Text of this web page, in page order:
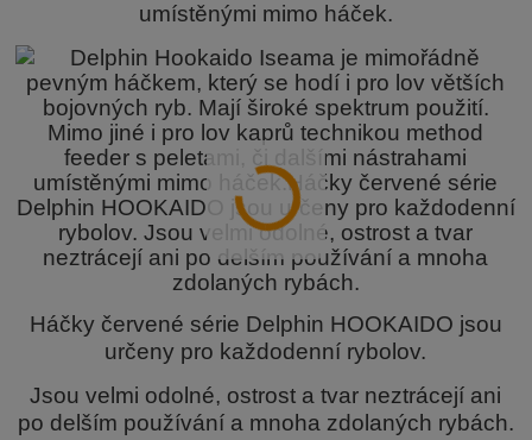
umístěnými mimo háček.
Háčky červené série Delphin HOOKAIDO jsou
určeny pro každodenní rybolov.
Jsou velmi odolné, ostrost a tvar neztrácejí ani
po delším používání a mnoha zdolaných rybách.